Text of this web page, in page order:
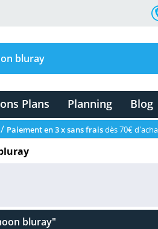
Plans Planning Blog
/ Paiement en 3 x sans fraisdès 70€
bluray"